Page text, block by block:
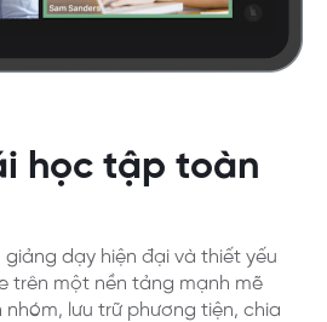
học tập toàn
giảng dạy hiện đại và thiết yếu
trên một nền tảng mạnh mẽ
lưu trữ phương tiện, chia